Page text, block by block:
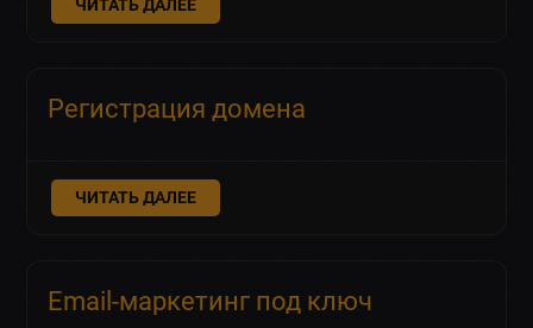
ЧИТАТЬ ДАЛЕЕ
Регистрация домена
ЧИТАТЬ ДАЛЕЕ
Email-маркетинг под ключ